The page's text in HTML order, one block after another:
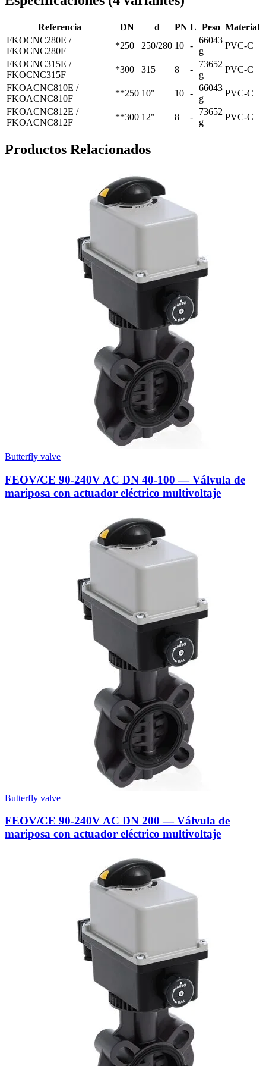
Referencia DN d PN L Peso Material
FKOCNC280E /
FKOCNC280F
*250 250/280 10 -
66043
g
PVC-C
FKOCNC315E /
FKOCNC315F
*300 315 8 -
73652
g
PVC-C
FKOACNC810E /
FKOACNC810F
**250 10" 10 -
66043
g
PVC-C
FKOACNC812E /
FKOACNC812F
**300 12" 8 -
73652
g
PVC-C
Productos Relacionados
Butterfly valve
FEOV/CE 90-240V AC DN 40-100 — Válvula de
mariposa con actuador eléctrico multivoltaje
Butterfly valve
FEOV/CE 90-240V AC DN 200 — Válvula de
mariposa con actuador eléctrico multivoltaje